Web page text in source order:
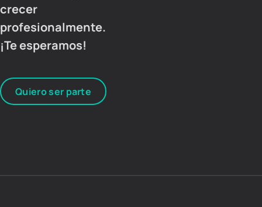
crecer
profesionalmente.
¡Te esperamos!
Quiero ser parte